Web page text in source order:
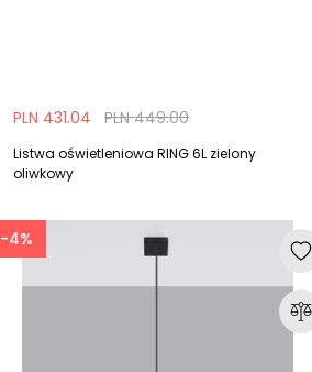
PLN 449.00
PLN 431.04
Listwa oświetleniowa RING 6L zielony
oliwkowy
-4%